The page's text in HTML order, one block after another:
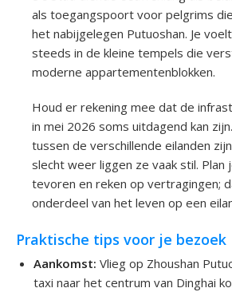
als toegangspoort voor pelgrims
het nabijgelegen Putuoshan. Je
steeds in de kleine tempels die
moderne appartementenblokken.
Houd er rekening mee dat de
in mei 2026 soms uitdagend kan
tussen de verschillende eilanden
slecht weer liggen ze vaak stil. Plan
tevoren en reken op vertragingen;
onderdeel van het leven op een
Praktische tips voor je bezoek
Aankomst: Vlieg op Zhoushan
taxi naar het centrum van Dinghai